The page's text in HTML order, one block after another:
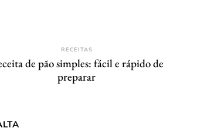
RECEITAS
de pão simples: fácil e rápido de
preparar